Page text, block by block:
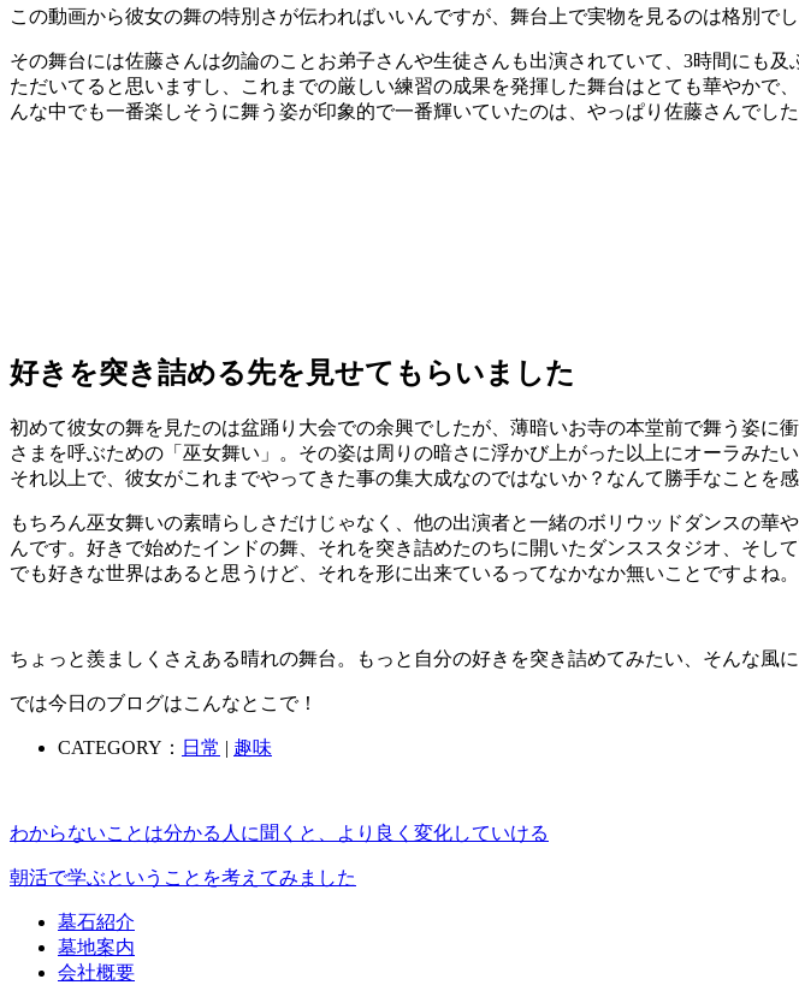
この動画から彼女の舞の特別さが伝わればいいんですが、舞台上で実物を見るのは格別でし
その舞台には佐藤さんは勿論のことお弟子さんや生徒さんも出演されていて、3時間にも
ただいてると思いますし、これまでの厳しい練習の成果を発揮した舞台はとても華やか
んな中でも一番楽しそうに舞う姿が印象的で一番輝いていたのは、やっぱり佐藤さんでした
好きを突き詰める先を見せてもらいました
初めて彼女の舞を見たのは盆踊り大会での余興でしたが、薄暗いお寺の本堂前で舞う姿
さまを呼ぶための「巫女舞い」。その姿は周りの暗さに浮かび上がった以上にオーラみ
それ以上で、彼女がこれまでやってきた事の集大成なのではないか？なんて勝手なことを感
もちろん巫女舞いの素晴らしさだけじゃなく、他の出演者と一緒のボリウッドダンスの
んです。好きで始めたインドの舞、それを突き詰めたのちに開いたダンススタジオ、そ
でも好きな世界はあると思うけど、それを形に出来ているってなかなか無いことですよね。
ちょっと羨ましくさえある晴れの舞台。もっと自分の好きを突き詰めてみたい、そんな風に
では今日のブログはこんなとこで！
CATEGORY： 日常 | 趣味
わからないことは分かる人に聞くと、より良く変化していける
朝活で学ぶということを考えてみました
墓石紹介
墓地案内
会社概要